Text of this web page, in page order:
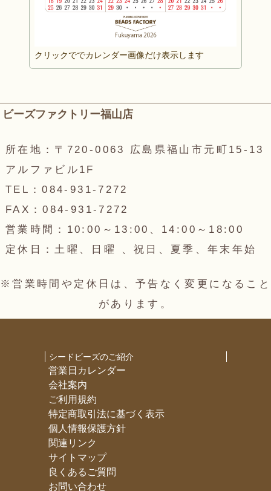
クリックででカレンダー画像だけ表示します
ビーズファクトリー福山店
所在地：〒720-0063 広島県福山市元町15-13
アルファビル1F
TEL：084-931-7272
FAX：084-931-7272
営業時間：10:00～13:00、14:00～18:00
定休日：土曜、日曜 、祝日、夏季、年末年始
※営業時間や定休日は、予告なく変更になること
があります。
シードビーズのご紹介
営業日カレンダー
会社案内
ご利用規約
特定商取引法に基づく表示
個人情報保護方針
関連リンク
サイトマップ
良くあるご質問
お問い合わせ